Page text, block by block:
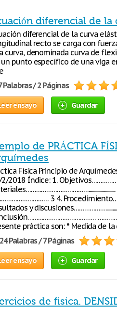
diferencial de la
diferencial de la curva
recto se carga con
curva, denominada curva de
punto específico de una viga
Palabras / 2 Páginas
ensayo Guardar
de PRÁCTICA
Física Principio de
2/2018 Índice: 1.
3 4.
y
práctica son: * Medida de
Palabras / 7 Páginas
ensayo Guardar
de fisica.